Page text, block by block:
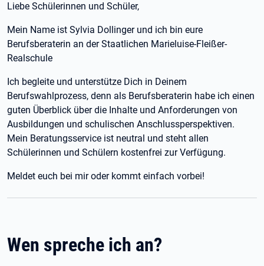
Liebe Schülerinnen und Schüler,
Mein Name ist Sylvia Dollinger und ich bin eure
Berufsberaterin an der Staatlichen Marieluise-Fleißer-
Realschule
Ich begleite und unterstütze Dich in Deinem
Berufswahlprozess, denn als Berufsberaterin habe ich einen
guten Überblick über die Inhalte und Anforderungen von
Ausbildungen und schulischen Anschlussperspektiven.
Mein Beratungsservice ist neutral und steht allen
Schülerinnen und Schülern kostenfrei zur Verfügung.
Meldet euch bei mir oder kommt einfach vorbei!
Wen spreche ich an?